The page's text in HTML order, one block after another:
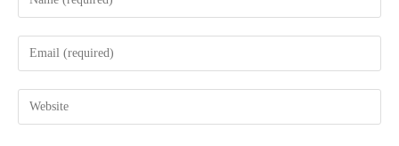
your
name
comment
Enter
your
email
address
Enter
your